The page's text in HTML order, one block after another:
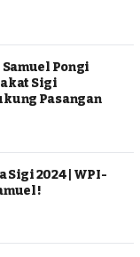
Pongi
Sigi
Pasangan
Sigi 2024 | WPI-
!